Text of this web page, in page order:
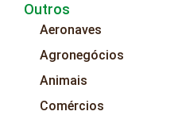
Outros
Aeronaves
Agronegócios
Animais
Comércios